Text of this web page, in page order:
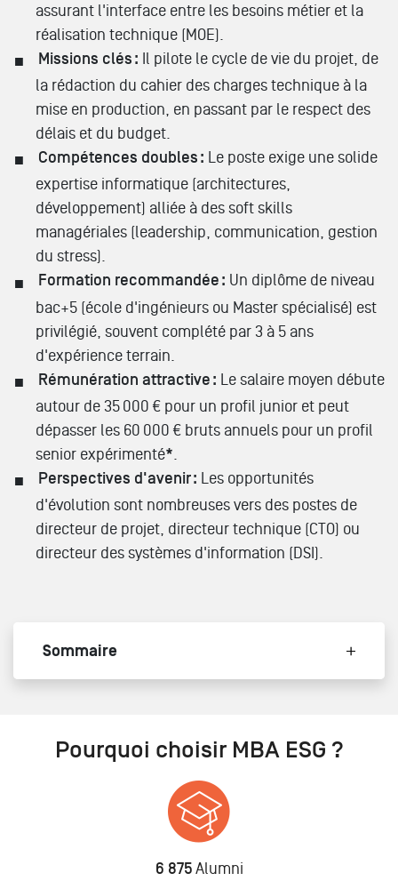
assurant l'interface entre les besoins métier et la
réalisation technique (MOE).
Missions clés : Il pilote le cycle de vie du projet, de
la rédaction du cahier des charges technique à la
mise en production, en passant par le respect des
délais et du budget.
Compétences doubles : Le poste exige une solide
expertise informatique (architectures,
développement) alliée à des soft skills
managériales (leadership, communication, gestion
du stress).
Formation recommandée : Un diplôme de niveau
bac+5 (école d'ingénieurs ou Master spécialisé) est
privilégié, souvent complété par 3 à 5 ans
d'expérience terrain.
Rémunération attractive : Le salaire moyen débute
autour de 35 000 € pour un profil junior et peut
dépasser les 60 000 € bruts annuels pour un profil
senior expérimenté*
Perspectives d'avenir : Les opportunités
d'évolution sont nombreuses vers des postes de
directeur de projet, directeur technique (CTO) ou
directeur des systèmes d'information (DSI).
Sommaire
Pourquoi choisir MBA ESG ?
6 875 Alumni